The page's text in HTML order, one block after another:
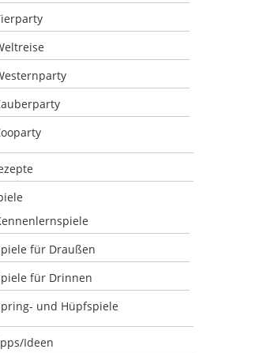
für Draußen
für Drinnen
und Hüpfspiele
Ideen